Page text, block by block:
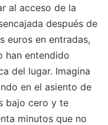
al acceso de la
después de
euros en entradas,
han entendido
del lugar. Imagina
en el asiento de
bajo cero y te
minutos que no